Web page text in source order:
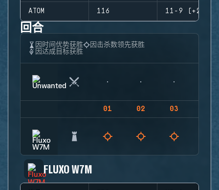
ATOM 116 11-9 (+2)
回合
因时间优势获胜
因击杀数领先获胜
因达成目标获胜
01 02 03
FLUXO W7M